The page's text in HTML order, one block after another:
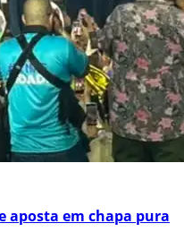
aposta em chapa pura